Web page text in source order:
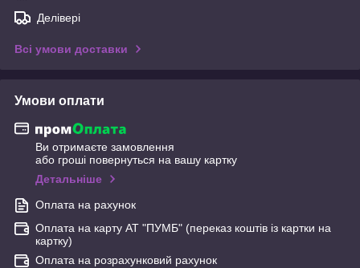
Делівері
Всі умови доставки
Умови оплати
Ви отримаєте замовлення
або гроші повернуться на вашу картку
Детальніше
Оплата на рахунок
Оплата на карту АТ "ПУМБ" (переказ коштів із картки на
картку)
Оплата на розрахунковий рахунок